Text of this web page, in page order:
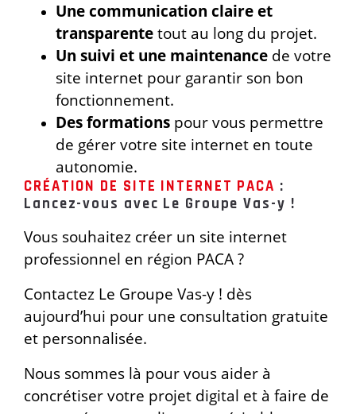
Une communication claire et
transparente tout au long du projet.
Un suivi et une maintenance de votre
site internet pour garantir son bon
fonctionnement.
Des formations pour vous permettre
de gérer votre site internet en toute
autonomie.
CRÉATION DE SITE INTERNET PACA :
Lancez-vous avec Le Groupe Vas-y !
Vous souhaitez créer un site internet
professionnel en région PACA ?
Contactez Le Groupe Vas-y ! dès
aujourd’hui pour une consultation gratuite
et personnalisée.
Nous sommes là pour vous aider à
concrétiser votre projet digital et à faire de